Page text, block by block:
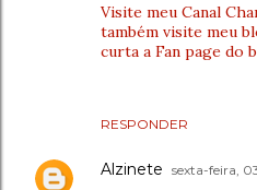
Visite meu Canal
também visite meu
curta a Fan page do
RESPONDER
Alzinete sexta-feira,